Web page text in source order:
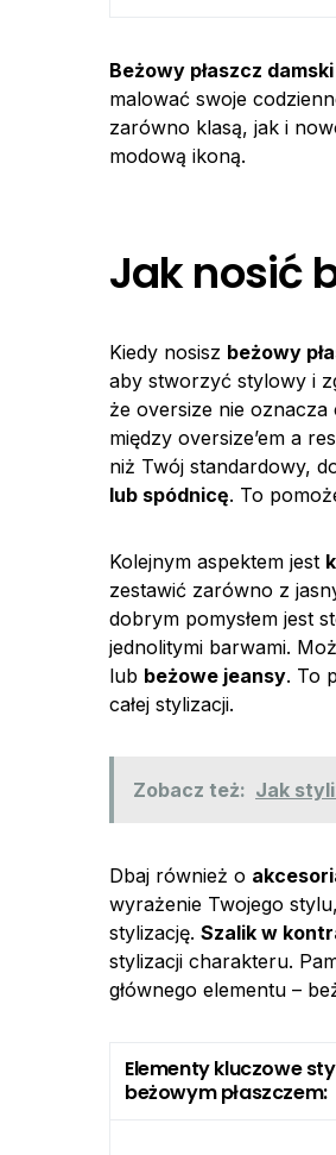
Beżowy płaszcz damski
malować swoje
zarówno klasą, jak i
modową ikoną.
Jak nosić
Kiedy nosisz beżowy
aby stworzyć stylowy i
że oversize nie oznacza
między oversize’em a
niż Twój standardowy,
lub spódnicę. To
Kolejnym aspektem jest
zestawić zarówno z
dobrym pomysłem jest
jednolitymi barwami.
lub beżowe jeansy. To
całej stylizacji.
Zobacz też: Jak
Dbaj również o
wyrażenie Twojego
stylizację. Szalik w
stylizacji charakteru.
głównego elementu –
Elementy kluczowe
beżowym płaszczem: